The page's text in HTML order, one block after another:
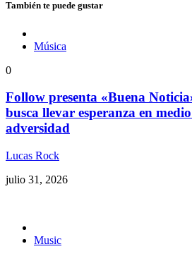
También te puede gustar
Música
0
Follow presenta «Buena
busca llevar esperanza en
adversidad
Lucas Rock
julio 31, 2026
Music